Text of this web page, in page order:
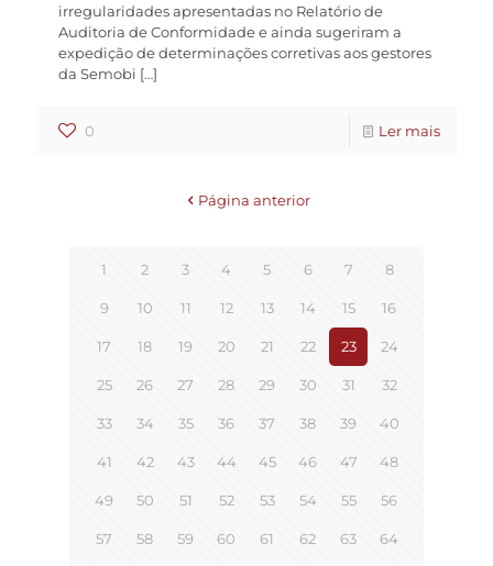
irregularidades apresentadas no Relatório de
Auditoria de Conformidade e ainda sugeriram a
expedição de determinações corretivas aos gestores
da Semobi […]
0 Ler mais
Página anterior
1 2 3 4 5 6 7 8
9 10 11 12 13 14 15 16
17 18 19 20 21 22 23 24
25 26 27 28 29 30 31 32
33 34 35 36 37 38 39 40
41 42 43 44 45 46 47 48
49 50 51 52 53 54 55 56
57 58 59 60 61 62 63 64